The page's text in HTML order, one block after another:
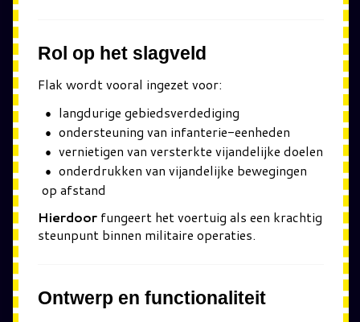
Rol op het slagveld
Flak wordt vooral ingezet voor:
langdurige gebiedsverdediging
ondersteuning van infanterie-eenheden
vernietigen van versterkte vijandelijke doelen
onderdrukken van vijandelijke bewegingen
op afstand
Hierdoor fungeert het voertuig als een krachtig
steunpunt binnen militaire operaties.
Ontwerp en functionaliteit